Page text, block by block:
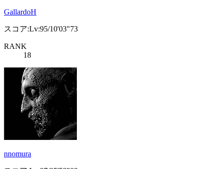
GallardoH
スコア:Lv:95/10'03"73
RANK
18
nnomura